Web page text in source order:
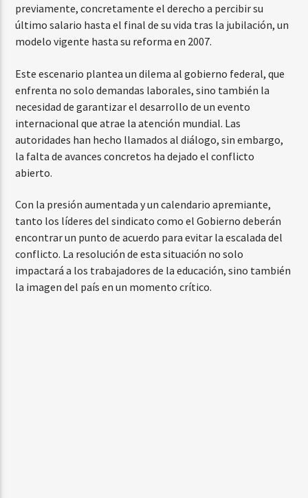
previamente, concretamente el derecho a percibir su
último salario hasta el final de su vida tras la jubilación, un
modelo vigente hasta su reforma en 2007.
Este escenario plantea un dilema al gobierno federal, que
enfrenta no solo demandas laborales, sino también la
necesidad de garantizar el desarrollo de un evento
internacional que atrae la atención mundial. Las
autoridades han hecho llamados al diálogo, sin embargo,
la falta de avances concretos ha dejado el conflicto
abierto.
Con la presión aumentada y un calendario apremiante,
tanto los líderes del sindicato como el Gobierno deberán
encontrar un punto de acuerdo para evitar la escalada del
conflicto. La resolución de esta situación no solo
impactará a los trabajadores de la educación, sino también
la imagen del país en un momento crítico.